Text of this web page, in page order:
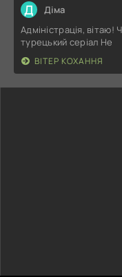
Д Діма
Адміністрація, вітаю!
турецький серіал Не
ВІТЕР КОХАННЯ